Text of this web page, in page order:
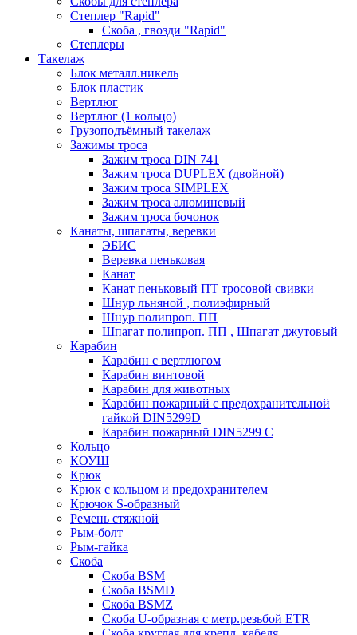
Степлер "Rapid"
Скоба , гвозди "Rapid"
Степлеры
Такелаж
Блок металл.никель
Блок пластик
Вертлюг
Вертлюг (1 кольцо)
Грузоподъёмный такелаж
Зажимы троса
Зажим троса DIN 741
Зажим троса DUPLEX (двойной)
Зажим троса SIMPLEX
Зажим троса алюминевый
Зажим троса бочонок
Канаты, шпагаты, веревки
ЭБИС
Веревка пеньковая
Канат
Канат пеньковый ПТ тросовой свивки
Шнур льняной , полиэфирный
Шнур полипроп. ПП
Шпагат полипроп. ПП , Шпагат джутовый
Карабин
Карабин c вертлюгом
Карабин винтовой
Карабин для животных
Карабин пожарный c предохранительной
гайкой DIN5299D
Карабин пожарный DIN5299 C
Кольцо
КОУШ
Крюк
Крюк с кольцом и предохранителем
Крючок S-образный
Ремень стяжной
Рым-болт
Рым-гайка
Скоба
Скоба BSM
Скоба BSMD
Скоба BSMZ
Скоба U-образная с метр.резьбой ETR